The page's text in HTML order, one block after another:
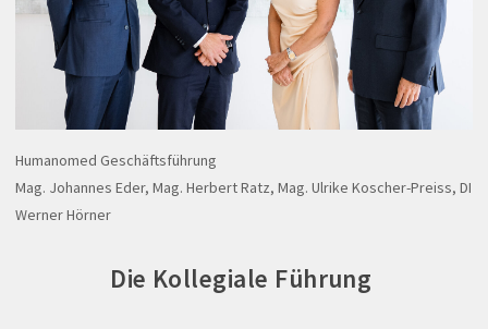
Humanomed Geschäftsführung
Mag. Johannes Eder, Mag. Herbert Ratz, Mag. Ulrike Koscher-Preiss, DI
Werner Hörner
Die Kollegiale Führung